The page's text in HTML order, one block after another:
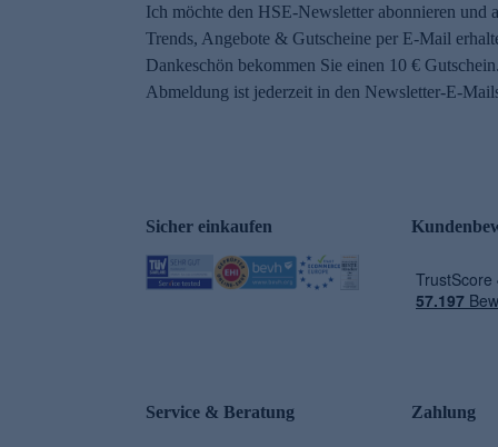
Ich möchte den HSE-Newsletter abonnieren und
Trends, Angebote & Gutscheine per E-Mail
Dankeschön bekommen Sie einen 10 €
Abmeldung ist jederzeit in den Newsletter-E-
Sicher einkaufen
Service & Beratung Zahlung